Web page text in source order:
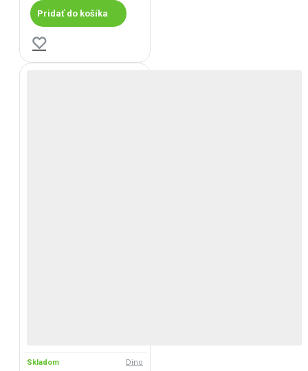
Pridať do košíka
Skladom Dino